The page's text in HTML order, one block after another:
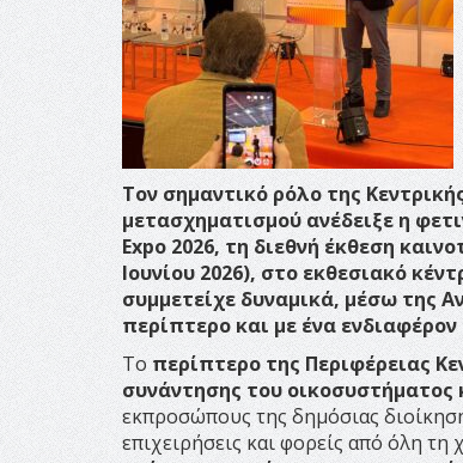
Τον σημαντικό ρόλο της
μετασχηματισμού ανέδειξε η
Expo 2026, τη διεθνή έκθεση
Ιουνίου 2026), στο εκθεσιακό
συμμετείχε δυναμικά, μέσω της
περίπτερο και με ένα
Τοπερίπτερο της Περιφέρειας
συνάντησης του οικοσυστήματος
εκπροσώπους της δημόσιας
επιχειρήσεις και φορείς από όλη τη